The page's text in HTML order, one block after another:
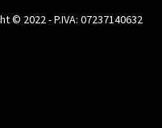
© 2022 - P.IVA: 07237140632